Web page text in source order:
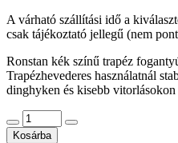
A várható szállítási idő a
csak tájékoztató jellegű (nem
Ronstan kék színű trapéz
Trapézhevederes használatnál
dinghyken és kisebb
Kosárba